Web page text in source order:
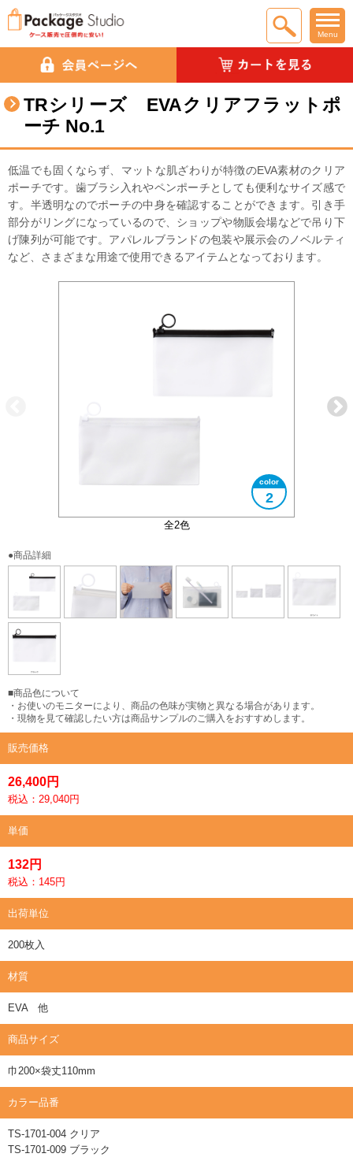
Menu
TRシリーズ EVAクリアフラットポ
ーチ No.1
低温でも固くならず、マットな肌ざわりが特徴のEVA素材のクリア
ポーチです。歯ブラシ入れやペンポーチとしても便利なサイズ感で
す。半透明なのでポーチの中身を確認することができます。引き手
部分がリングになっているので、ショップや物販会場などで吊り下
げ陳列が可能です。アパレルブランドの包装や展示会のノベルティ
など、さまざまな用途で使用できるアイテムとなっております。
全2色
2
引き手のリングは陳列用としてお使いください
大きさイメージ
使用イメージ
3サイズ展開の一番小さいサイズです
●商品詳細
■商品色について
・お使いのモニターにより、商品の色味が実物と異なる場合があります。
・現物を見て確認したい方は商品サンプルのご購入をおすすめします。
販売価格
26,400円
税込：29,040円
単価
132円
税込：145円
出荷単位
200枚入
材質
EVA 他
商品サイズ
巾200×袋丈110mm
カラー品番
TS-1701-004 クリア
TS-1701-009 ブラック